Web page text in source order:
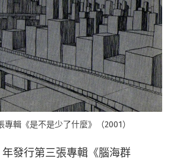
專輯《是不是少了什麼》（2001）
發行第三張專輯《腦海群